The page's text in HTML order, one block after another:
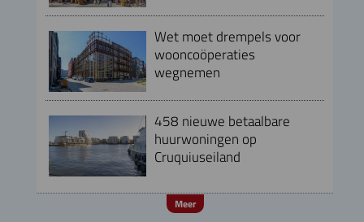
Wet moet drempels voor
wooncoöperaties
wegnemen
458 nieuwe betaalbare
huurwoningen op
Cruquiuseiland
Meer